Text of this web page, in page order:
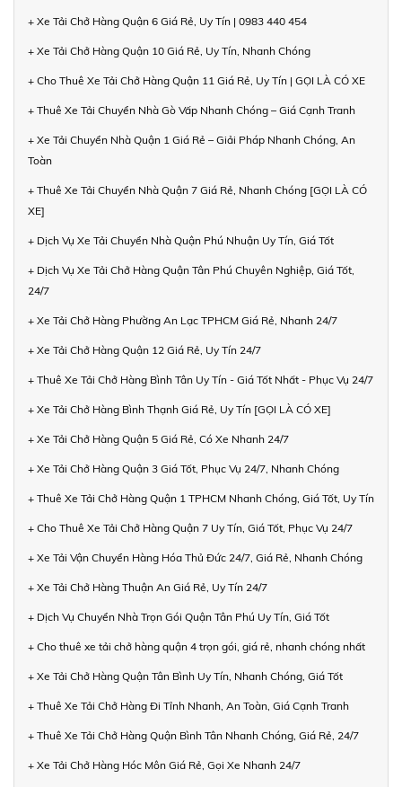
+ Xe Tải Chở Hàng Quận 6 Giá Rẻ, Uy Tín | 0983 440 454
+ Xe Tải Chở Hàng Quận 10 Giá Rẻ, Uy Tín, Nhanh Chóng
+ Cho Thuê Xe Tải Chở Hàng Quận 11 Giá Rẻ, Uy Tín | GỌI LÀ CÓ XE
+ Thuê Xe Tải Chuyển Nhà Gò Vấp Nhanh Chóng – Giá Cạnh Tranh
+ Xe Tải Chuyển Nhà Quận 1 Giá Rẻ – Giải Pháp Nhanh Chóng, An
Toàn
+ Thuê Xe Tải Chuyển Nhà Quận 7 Giá Rẻ, Nhanh Chóng [GỌI LÀ CÓ
XE]
+ Dịch Vụ Xe Tải Chuyển Nhà Quận Phú Nhuận Uy Tín, Giá Tốt
+ Dịch Vụ Xe Tải Chở Hàng Quận Tân Phú Chuyên Nghiệp, Giá Tốt,
24/7
+ Xe Tải Chở Hàng Phường An Lạc TPHCM Giá Rẻ, Nhanh 24/7
+ Xe Tải Chở Hàng Quận 12 Giá Rẻ, Uy Tín 24/7
+ Thuê Xe Tải Chở Hàng Bình Tân Uy Tín - Giá Tốt Nhất - Phục Vụ 24/7
+ Xe Tải Chở Hàng Bình Thạnh Giá Rẻ, Uy Tín [GỌI LÀ CÓ XE]
+ Xe Tải Chở Hàng Quận 5 Giá Rẻ, Có Xe Nhanh 24/7
+ Xe Tải Chở Hàng Quận 3 Giá Tốt, Phục Vụ 24/7, Nhanh Chóng
+ Thuê Xe Tải Chở Hàng Quận 1 TPHCM Nhanh Chóng, Giá Tốt, Uy Tín
+ Cho Thuê Xe Tải Chở Hàng Quận 7 Uy Tín, Giá Tốt, Phục Vụ 24/7
+ Xe Tải Vận Chuyển Hàng Hóa Thủ Đức 24/7, Giá Rẻ, Nhanh Chóng
+ Xe Tải Chở Hàng Thuận An Giá Rẻ, Uy Tín 24/7
+ Dịch Vụ Chuyển Nhà Trọn Gói Quận Tân Phú Uy Tín, Giá Tốt
+ Cho thuê xe tải chở hàng quận 4 trọn gói, giá rẻ, nhanh chóng nhất
+ Xe Tải Chở Hàng Quận Tân Bình Uy Tín, Nhanh Chóng, Giá Tốt
+ Thuê Xe Tải Chở Hàng Đi Tỉnh Nhanh, An Toàn, Giá Cạnh Tranh
+ Thuê Xe Tải Chở Hàng Quận Bình Tân Nhanh Chóng, Giá Rẻ, 24/7
+ Xe Tải Chở Hàng Hóc Môn Giá Rẻ, Gọi Xe Nhanh 24/7